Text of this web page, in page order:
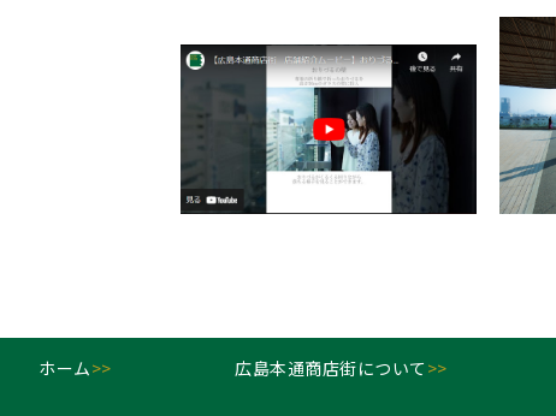
ホーム>> 広島本通商店街について >>